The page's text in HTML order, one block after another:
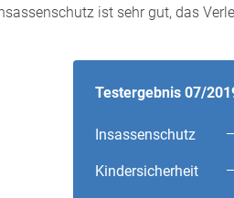
ist sehr gut, das
Testergebnis 07/
Insassenschutz
Kindersicherheit